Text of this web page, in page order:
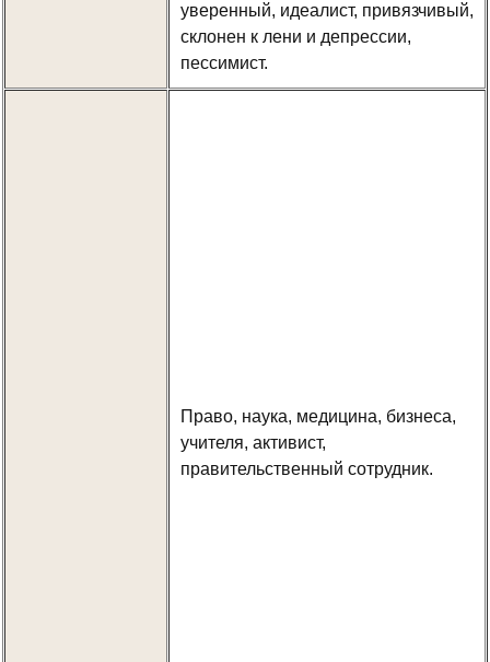
уверенный, идеалист, привязчивый,
склонен к лени и депрессии,
пессимист.
Право, наука, медицина, бизнеса,
учителя, активист,
правительственный сотрудник.